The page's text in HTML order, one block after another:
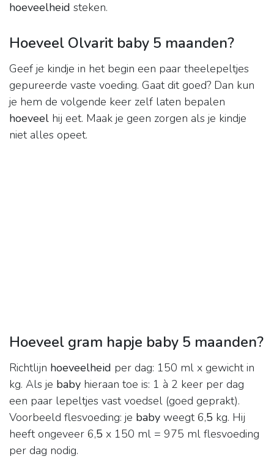
hoeveelheid steken.
Hoeveel Olvarit baby 5 maanden?
Geef je kindje in het begin een paar theelepeltjes
gepureerde vaste voeding. Gaat dit goed? Dan kun
je hem de volgende keer zelf laten bepalen
hoeveel hij eet. Maak je geen zorgen als je kindje
niet alles opeet.
Hoeveel gram hapje baby 5 maanden?
Richtlijn hoeveelheid per dag: 150 ml x gewicht in
kg. Als je baby hieraan toe is: 1 à 2 keer per dag
een paar lepeltjes vast voedsel (goed geprakt).
Voorbeeld flesvoeding: je baby weegt 6,5 kg. Hij
heeft ongeveer 6,5 x 150 ml = 975 ml flesvoeding
per dag nodig.